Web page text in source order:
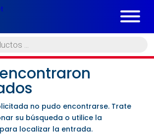
no pudo encontrarse. Trate
su búsqueda o utilice la
localizar la entrada.